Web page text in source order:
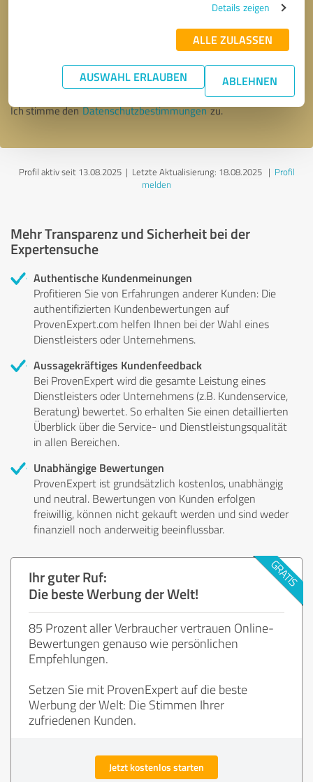
Details zeigen
ALLE ZULASSEN
AUSWAHL ERLAUBEN ABLEHNEN
* Erforderliche Angaben
Nachricht senden
Ich stimme denDatenschutzbestimmungenzu.
Profil aktiv seit 13.08.2025 | Letzte Aktualisierung: 18.08.2025| Profil
melden
Mehr Transparenz und Sicherheit bei der
Expertensuche
Authentische Kundenmeinungen
Profitieren Sie von Erfahrungen anderer Kunden: Die
authentifizierten Kundenbewertungen auf
ProvenExpert.com helfen Ihnen bei der Wahl eines
Dienstleisters oder Unternehmens.
Aussagekräftiges Kundenfeedback
Bei ProvenExpert wird die gesamte Leistung eines
Dienstleisters oder Unternehmens (z.B. Kundenservice,
Beratung) bewertet. So erhalten Sie einen detaillierten
Überblick über die Service- und Dienstleistungsqualität
in allen Bereichen.
Unabhängige Bewertungen
ProvenExpert ist grundsätzlich kostenlos, unabhängig
und neutral. Bewertungen von Kunden erfolgen
freiwillig, können nicht gekauft werden und sind weder
finanziell noch anderweitig beeinflussbar.
Ihr guter Ruf:
Die beste Werbung der Welt!
85 Prozent aller Verbraucher vertrauen Online-
Bewertungen genauso wie persönlichen
Empfehlungen.
Setzen Sie mit ProvenExpert auf die beste
Werbung der Welt: Die Stimmen Ihrer
zufriedenen Kunden.
Jetzt kostenlos starten